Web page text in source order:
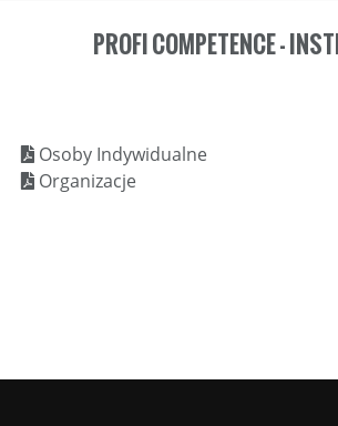
PROFI COMPETENCE -
Osoby Indywidualne
Organizacje